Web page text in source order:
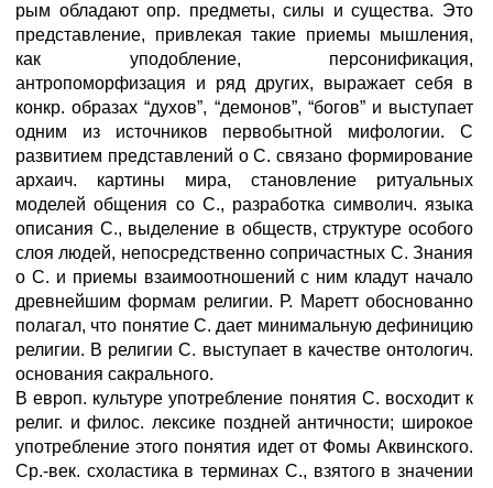
рым обладают опр. предметы, силы и существа. Это
представление, привлекая такие приемы мышления,
как уподобление, персонификация,
антропоморфизация и ряд других, выражает себя в
конкр. образах “духов”, “демонов”, “богов” и выступает
одним из источников первобытной мифологии. С
развитием представлений о С. связано формирование
архаич. картины мира, становление ритуальных
моделей общения со С., разработка символич. языка
описания С., выделение в обществ, структуре особого
слоя людей, непосредственно сопричастных С. Знания
о С. и приемы взаимоотношений с ним кладут начало
древнейшим формам религии. Р. Маретт обоснованно
полагал, что понятие С. дает минимальную дефиницию
религии. В религии С. выступает в качестве онтологич.
основания сакрального.
В европ. культуре употребление понятия С. восходит к
религ. и филос. лексике поздней античности; широкое
употребление этого понятия идет от Фомы Аквинского.
Ср.-век. схоластика в терминах С., взятого в значении